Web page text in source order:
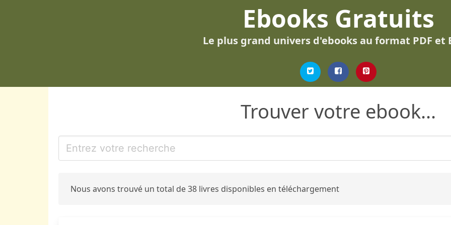
Ebooks Gratuits
Le plus grand univers d'ebooks au format PDF et
Trouver votre ebook...
Nous avons trouvé un total de 38 livres disponibles en téléchargement